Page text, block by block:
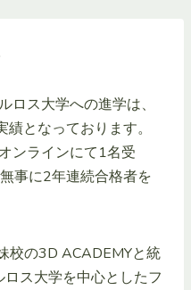
ス大学への進学は、
となっております。
ンラインにて1名受
事に2年連続合格者を
校の3D ACADEMYと統
ス大学を中心としたフ